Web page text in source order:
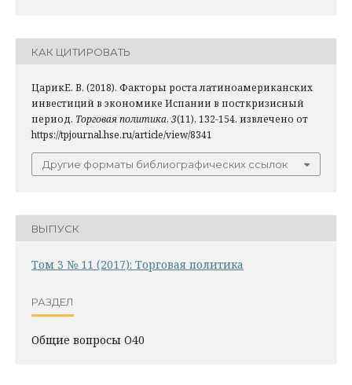
КАК ЦИТИРОВАТЬ
ЦарикЕ. В. (2018). Факторы роста латиноамериканских
инвестиций в экономике Испании в посткризисный
период. Торговая политика, 3(11), 132-154. извлечено от
https://tpjournal.hse.ru/article/view/8341
Другие форматы библиографических ссылок
ВЫПУСК
Том 3 № 11 (2017): Торговая политика
РАЗДЕЛ
Общие вопросы O40